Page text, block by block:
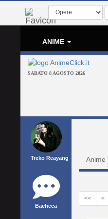
ANIME
SABATO 8 AGOSTO 2026
Treko Reayang
Bacheca
Anime
<< <